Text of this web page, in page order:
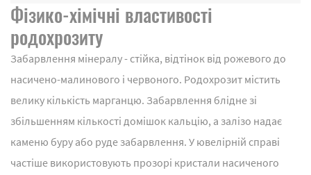
Фізико-хімічні властивості
родохрозиту
Забарвлення мінералу - стійка, відтінок від рожевого до
насичено-малинового і червоного. Родохрозит містить
велику кількість марганцю. Забарвлення блідне зі
збільшенням кількості домішок кальцію, а залізо надає
каменю буру або руде забарвлення. У ювелірній справі
частіше використовують прозорі кристали насиченого